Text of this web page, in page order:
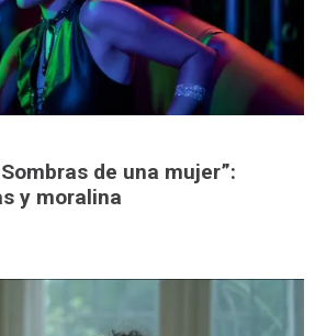
de una mujer”:
y moralina